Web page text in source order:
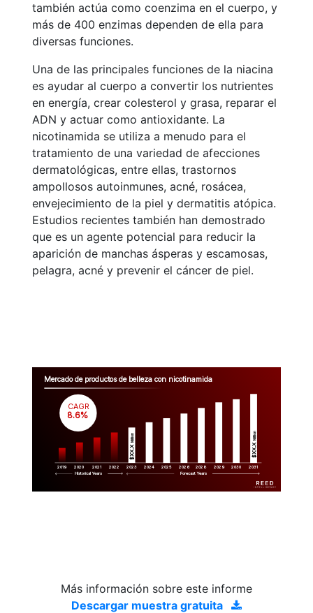
también actúa como coenzima en el cuerpo, y
más de 400 enzimas dependen de ella para
diversas funciones.
Una de las principales funciones de la niacina
es ayudar al cuerpo a convertir los nutrientes
en energía, crear colesterol y grasa, reparar el
ADN y actuar como antioxidante. La
nicotinamida se utiliza a menudo para el
tratamiento de una variedad de afecciones
dermatológicas, entre ellas, trastornos
ampollosos autoinmunes, acné, rosácea,
envejecimiento de la piel y dermatitis atópica.
Estudios recientes también han demostrado
que es un agente potencial para reducir la
aparición de manchas ásperas y escamosas,
pelagra, acné y prevenir el cáncer de piel.
Mercado de productos de belleza con nicotinamida
2019 2020 2021 2022 2023 2024 2025 2026 2028 2029 2030 2031
$XX.X
Million
$XX.X
Million
CAGR
8.6%
Historical Years Forecast Years
Más información sobre este informe
Descargar muestra gratuita